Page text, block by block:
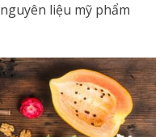
nguyên liệu mỹ phẩm